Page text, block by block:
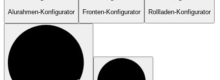
Alurahmen-Konfigurator Fronten-Konfigurator Rollladen-Konfigurator